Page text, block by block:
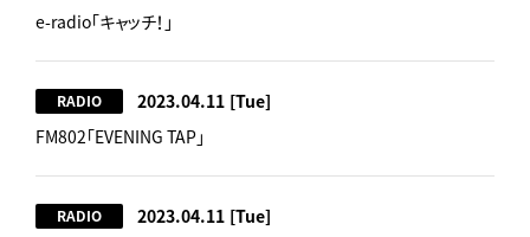
e-radio「キャッチ！」
RADIO 2023.04.11 [Tue]
FM802「EVENING TAP」
RADIO 2023.04.11 [Tue]